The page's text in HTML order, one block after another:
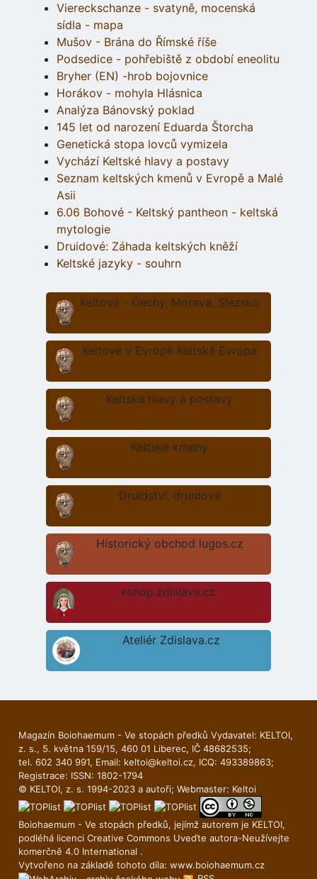
Viereckschanze - svatyně, mocenská
sídla - mapa
Mušov - Brána do Římské říše
Podsedice - pohřebiště z období eneolitu
Bryher (EN) -hrob bojovnice
Horákov - mohyla Hlásnica
Analýza Bánovský poklad
145 let od narození Eduarda Štorcha
Genetická stopa lovců vymizela
Vychází Keltské hlavy a postavy
Seznam keltských kmenů v Evropě a Malé
Asii
6.06 Bohové - Keltský pantheon - keltská
mytologie
Druidové: Záhada keltských kněží
Keltské jazyky - souhrn
Keltové - Čechy, Morava, Slezsko
Keltové v Evropě Keltská Evropa
Keltské hlavy a postavy
Keltské kmeny
Druidství, druidové
Historický obchod lugos.cz
eshop.zdislava.cz
Ateliér Zdislava.cz
Magazín Boiohaemum - Ve stopách předků Vydavatel: KELTOI,
z. s., 5. května 159/15, 460 01 Liberec, IČ 48682535;
tel. 602 340 991, Email: keltoi@keltoi.cz, ICQ: 493389863;
Registrace: ISSN: 1802-1794
© KELTOI, z. s. 1994-2023 a autoři; Webmaster: Keltoi
Boiohaemum - Ve stopách předků, jejímž autorem je KELTOI,
podléhá licenci Creative Commons Uveďte autora-Neuží­vejte
komerčně 4.0 International .
Vytvořeno na základě tohoto díla: www.boiohaemum.cz